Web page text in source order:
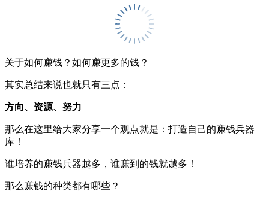
关于如何赚钱？如何赚更多的钱？
其实总结来说也就只有三点：
方向、资源、努力
那么在这里给大家分享一个观点就是：打造自己的赚钱兵器
库！
谁培养的赚钱兵器越多，谁赚到的钱就越多！
那么赚钱的种类都有哪些？